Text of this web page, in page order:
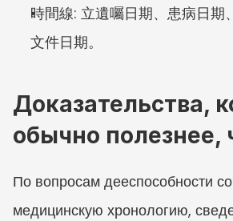
時間線: 立遺囑日期、患病日期
文件日期。
Доказательства,
обычно полезнее,
По вопросам дееспособности
медицинскую хронологию,